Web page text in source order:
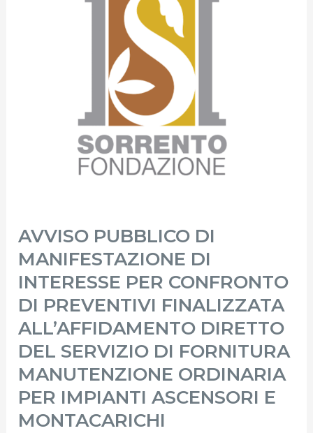
AVVISO PUBBLICO DI
MANIFESTAZIONE DI
INTERESSE PER CONFRONTO
DI PREVENTIVI FINALIZZATA
ALL’AFFIDAMENTO DIRETTO
DEL SERVIZIO DI FORNITURA
MANUTENZIONE ORDINARIA
PER IMPIANTI ASCENSORI E
MONTACARICHI
PREVENTIVI
FINALIZZATA
ALL’AFFIDAMENTO
DI
FORNITURA
MANUTENZIONE
ORDINARIA
PER
IMPIANTI
ASCENSORI
E
MONTACARICHI